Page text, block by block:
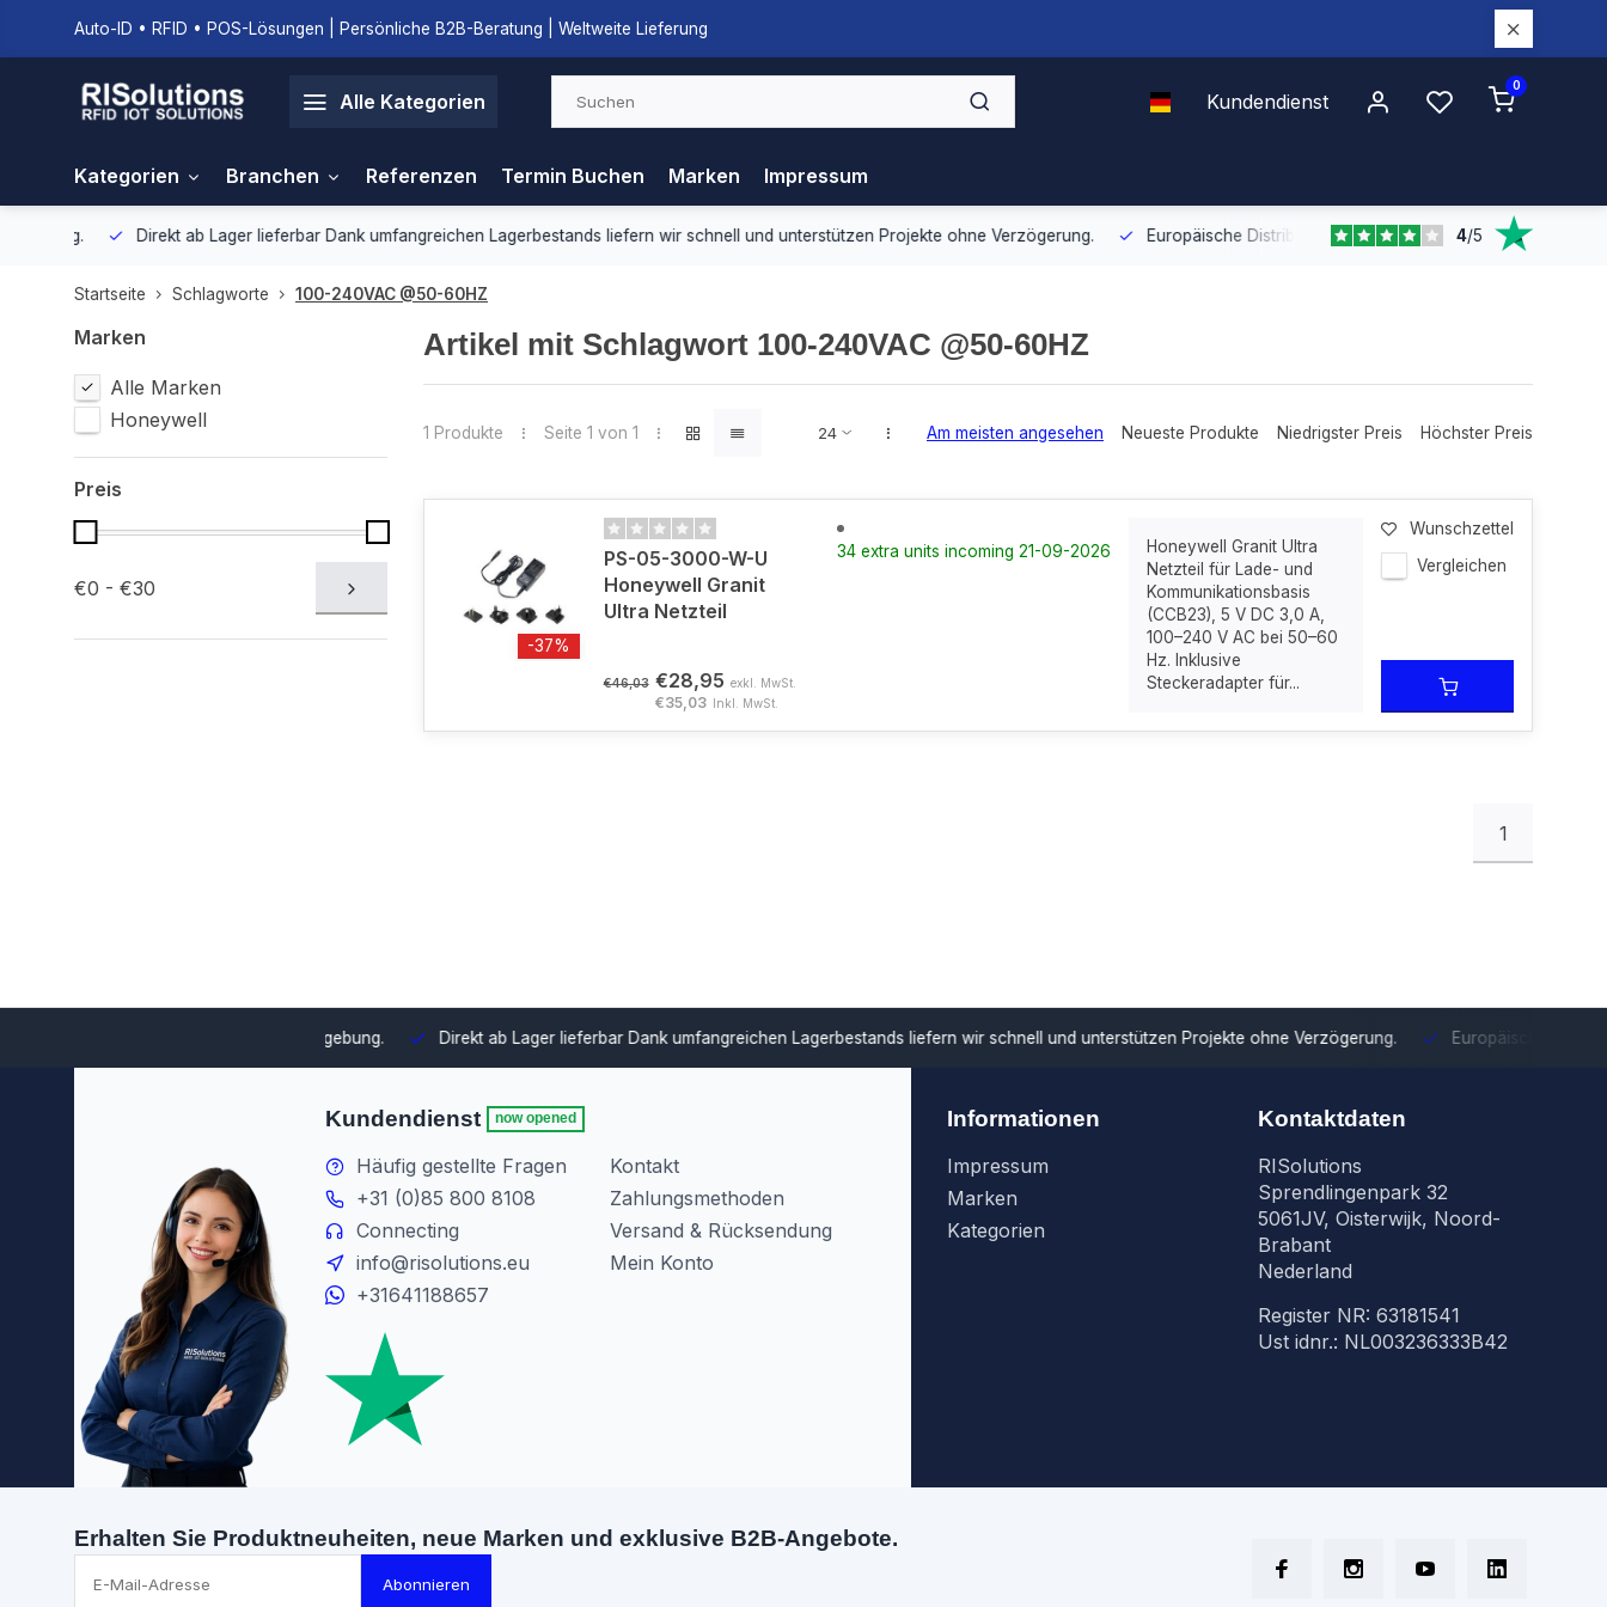
Auto-ID • RFID • POS-Lösungen | Persönliche B2B-Beratung | Weltweite Lieferung
Alle Kategorien Kundendienst
0
Kategorien Branchen Referenzen Termin Buchen Marken Impressum
Direkt ab Lager lieferbarDank umfangreichen Lagerbestands liefern wir schnell und unterstützen Projekte ohne Verzögerung. Europäische Distribution Mit unserer europaweiten Abdeckung
4/5
Startseite Schlagworte 100-240VAC @50-60HZ
Marken
Alle Marken
Honeywell
Preis
€0 - €30
Artikel mit Schlagwort 100-240VAC @50-60HZ
1 Produkte Seite 1 von 1 Am meisten angesehen Neueste Produkte Niedrigster Preis Höchster Preis
-37%
PS-05-3000-W-U
Honeywell Granit
Ultra Netzteil
€46,03 €28,95 exkl. MwSt.
€35,03 Inkl. MwSt.
34 extra units incoming 21-09-2026
Honeywell Granit Ultra
Netzteil für Lade- und
Kommunikationsbasis
(CCB23), 5 V DC 3,0 A,
100–240 V AC bei 50–60
Hz. Inklusive
Steckeradapter für...
Wunschzettel
Vergleichen
1
Direkt ab Lager lieferbarDank umfangreichen Lagerbestands liefern wir schnell und unterstützen Projekte ohne Verzögerung. Europäische Distribution
Kundendienst now opened
Häufig gestellte Fragen
+31 (0)85 800 8108
Connecting
info@risolutions.eu
+31641188657
Kontakt
Zahlungsmethoden
Versand & Rücksendung
Mein Konto
Informationen
Impressum
Marken
Kategorien
Kontaktdaten
RISolutions
Sprendlingenpark 32
5061JV, Oisterwijk, Noord-
Brabant
Nederland
Register NR: 63181541
Ust idnr.: NL003236333B42
Erhalten Sie Produktneuheiten, neue Marken und exklusive B2B-Angebote.
Abonnieren